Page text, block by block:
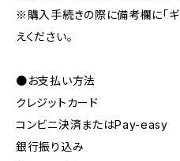
※購入手続きの際に備考欄に「ギ
えください。
●お支払い方法
クレジットカード
コンビニ決済またはPay-easy
銀行振り込み